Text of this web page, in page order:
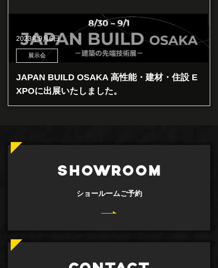
2023年9月6日
展示会
JAPAN BUILD OSAKA 高性能・建材・住設 E
XPOに出展いたしました。
SHOWROOM
ショールームご予約